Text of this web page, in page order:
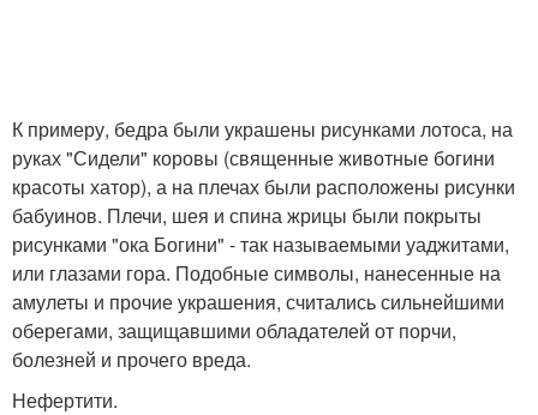
К примеру, бедра были украшены рисунками лотоса, на
руках "Сидели" коровы (священные животные богини
красоты хатор), а на плечах были расположены рисунки
бабуинов. Плечи, шея и спина жрицы были покрыты
рисунками "ока Богини" - так называемыми уаджитами,
или глазами гора. Подобные символы, нанесенные на
амулеты и прочие украшения, считались сильнейшими
оберегами, защищавшими обладателей от порчи,
болезней и прочего вреда.
Нефертити.